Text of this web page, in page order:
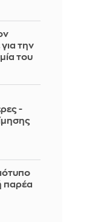
την
του
-
παρέα